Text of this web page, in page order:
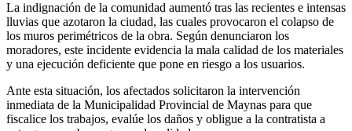
La indignación de la comunidad aumentó tras las recientes e intensas
lluvias que azotaron la ciudad, las cuales provocaron el colapso de
los muros perimétricos de la obra. Según denunciaron los
moradores, este incidente evidencia la mala calidad de los materiales
y una ejecución deficiente que pone en riesgo a los usuarios.
Ante esta situación, los afectados solicitaron la intervención
inmediata de la Municipalidad Provincial de Maynas para que
fiscalice los trabajos, evalúe los daños y obligue a la contratista a